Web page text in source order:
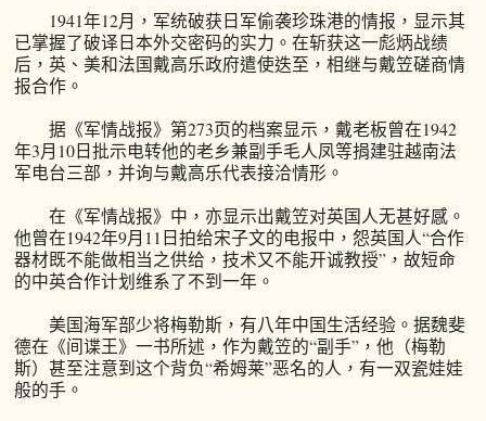
1941年12月，军统破获日军偷袭珍珠港的情报，显示其
已掌握了破译日本外交密码的实力。在斩获这一彪炳战绩
后，英、美和法国戴高乐政府遣使迭至，相继与戴笠磋商情
报合作。
据《军情战报》第273页的档案显示，戴老板曾在1942
年3月10日批示电转他的老乡兼副手毛人凤等捐建驻越南法
军电台三部，并询与戴高乐代表接洽情形。
在《军情战报》中，亦显示出戴笠对英国人无甚好感。
他曾在1942年9月11日拍给宋子文的电报中，怨英国人“合作
器材既不能做相当之供给，技术又不能开诚教授”，故短命
的中英合作计划维系了不到一年。
美国海军部少将梅勒斯，有八年中国生活经验。据魏斐
德在《间谍王》一书所述，作为戴笠的“副手”，他（梅勒
斯）甚至注意到这个背负“希姆莱”恶名的人，有一双瓷娃娃
般的手。